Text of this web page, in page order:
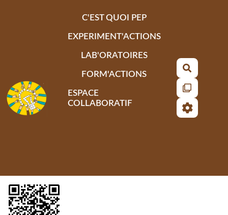
C'EST QUOI PEP
EXPERIMENT'ACTIONS
LAB'ORATOIRES
FORM'ACTIONS
ESPACE
COLLABORATIF